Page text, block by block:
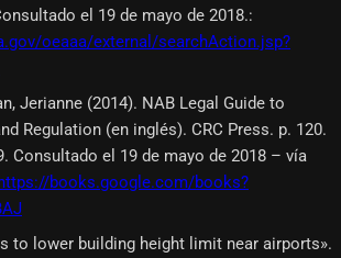
el 19 de mayo de 2018.:
oeaaa/external/searchAction.jsp?
Jerianne (2014). NAB Legal Guide to
Regulation (en inglés). CRC Press. p. 120.
Consultado el 19 de mayo de 2018 – vía
https://books.google.com/books?
to lower building height limit near airports».